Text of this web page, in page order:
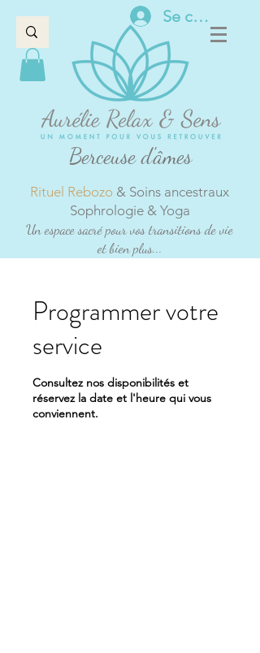
Se connecter
Berceuse d'âmes
Rituel Rebozo & Soins ancestraux
Sophrologie & Yoga
Un espace sacré pour vos transitions de vie
et bien plus...
Programmer votre
service
Consultez nos disponibilités et
réservez la date et l'heure qui vous
conviennent.